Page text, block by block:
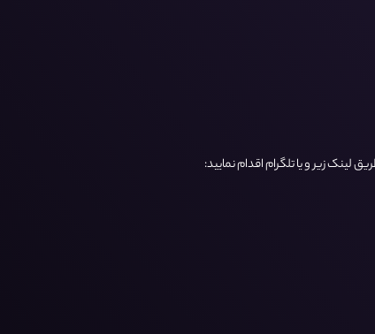
زیر و یا تلگرام اقدام نمایید: